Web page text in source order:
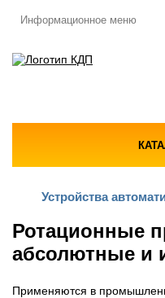
Информационное меню
Устройства
Ротационные
абсолютные и
Применяются в